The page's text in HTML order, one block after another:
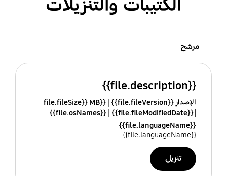
مرشح
{{file.description}}
الإصدار {{file.fileVersion}}
{{file.fileSize}} MB
{{file.fileModifiedDate}}
{{file.osNames}}
{{file.languageName}}
{{file.languageName}}
تنزيل